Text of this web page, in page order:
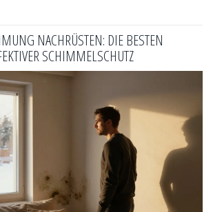
NACHRÜSTEN: DIE BESTEN
SCHIMMELSCHUTZ